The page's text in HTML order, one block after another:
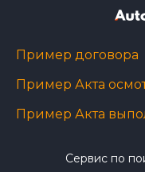
Пример договора
Пример Акта
Пример Акта
Сервис по